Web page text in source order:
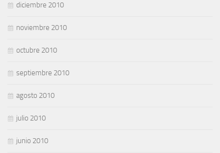
diciembre 2010
noviembre 2010
octubre 2010
septiembre 2010
agosto 2010
julio 2010
junio 2010